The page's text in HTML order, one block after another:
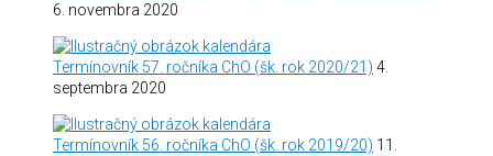
6. novembra 2020
Termínovník 57. ročníka ChO (šk. rok 2020/21) 4.
septembra 2020
Termínovník 56. ročníka ChO (šk. rok 2019/20) 11.